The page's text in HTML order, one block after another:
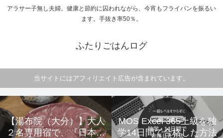
アラサー子無し夫婦。健康と節約に囚われながら、今宵もフライパンを振るい
ます。手抜き率50％。
ふたりごはんログ
当サイトにはアフィリエイト広告が含まれています。
【湯布院（大分）】大人
２名専用宿で、『日本一
MOS Excel 365上級を独
学14日間で合格した方法